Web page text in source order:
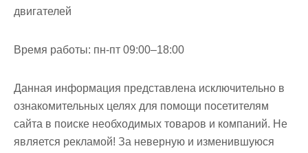
двигателей
Время работы: пн-пт 09:00–18:00
Данная информация представлена исключительно в
ознакомительных целях для помощи посетителям
сайта в поиске необходимых товаров и компаний. Не
является рекламой! За неверную и изменившуюся